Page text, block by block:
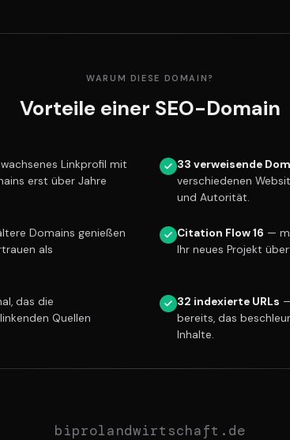
WARUM DIESE DOMAIN?
Vorteile einer SEO-Domain
Linkprofil mit
erst über Jahre
33 verweisende
verschiedenen
und Autorität.
Domains genießen
als
Citation Flow 16 —
Ihr neues Projekt
das die
Quellen
32 indexierte URLs
bereits, das
Inhalte.
biprolandwirtschaft.de